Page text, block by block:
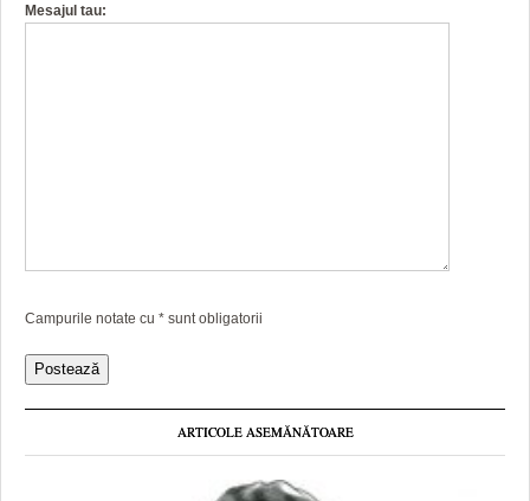
Mesajul tau:
Campurile notate cu * sunt obligatorii
ARTICOLE ASEMĂNĂTOARE